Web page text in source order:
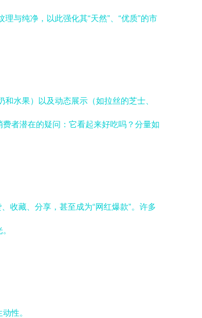
与纯净，以此强化其“天然”、“优质”的市
水果）以及动态展示（如拉丝的芝士、
者潜在的疑问：它看起来好吃吗？分量如
收藏、分享，甚至成为“网红爆款”。许多
性。